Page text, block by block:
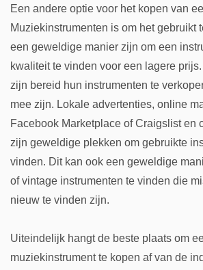
Een andere optie voor het kopen van
Muziekinstrumenten is om het gebruikt
een geweldige manier zijn om een
kwaliteit te vinden voor een lagere
zijn bereid hun instrumenten te
mee zijn. Lokale advertenties, online
Facebook Marketplace of Craigslist en
zijn geweldige plekken om gebruikte
vinden. Dit kan ook een geweldige
of vintage instrumenten te vinden die
nieuw te vinden zijn.
Uiteindelijk hangt de beste plaats om
muziekinstrument te kopen af van de